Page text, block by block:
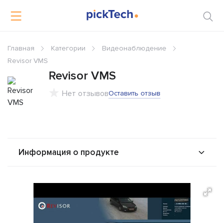
Главная Категории
Видеонаблюдение
Revisor VMS
Revisor VMS
Нет отзывовОставить отзыв
Информация о продукте
Альтернативы
Сравнения